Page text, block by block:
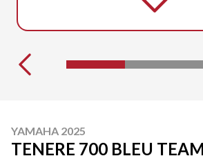
YAMAHA 2025
TENERE 700 BLEU